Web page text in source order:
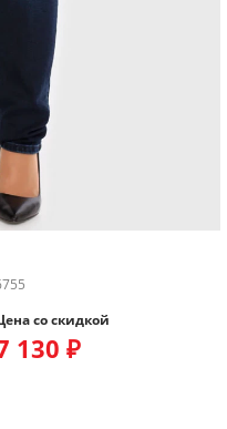
со скидкой
130 ₽